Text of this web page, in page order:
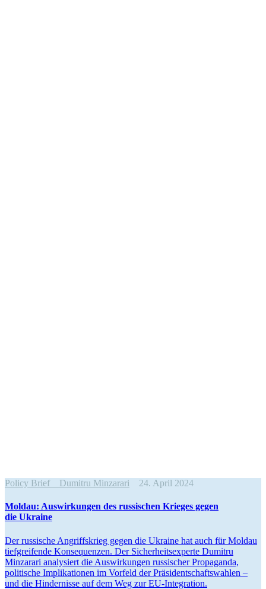
Policy Brief Dumitru Minzarari 24. April 2024
Moldau: Auswir­kungen des russi­schen Krieges gegen
die Ukraine
Der russische Angriffs­krieg gegen die Ukraine hat auch für Moldau
tiefgrei­fende Konse­quenzen. Der Sicher­heits­experte Dumitru
Minzarari analy­siert die Auswir­kungen russi­scher Propa­ganda,
politische Impli­ka­tionen im Vorfeld der Präsi­dent­schafts­wahlen –
und die Hinder­nisse auf dem Weg zur EU-Integration.